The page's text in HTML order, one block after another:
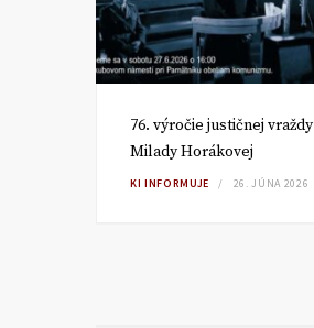
76. výročie justičnej vraždy
Milady Horákovej
KI INFORMUJE 26. JÚNA 2026